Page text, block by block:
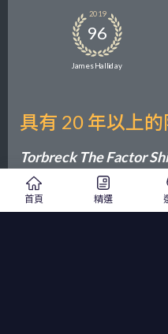
2019
96
James Halliday
具有 20 年以上
Torbreck The Factor
托貝克酒莊 費克特紅酒
2020
紅酒
首頁 精選